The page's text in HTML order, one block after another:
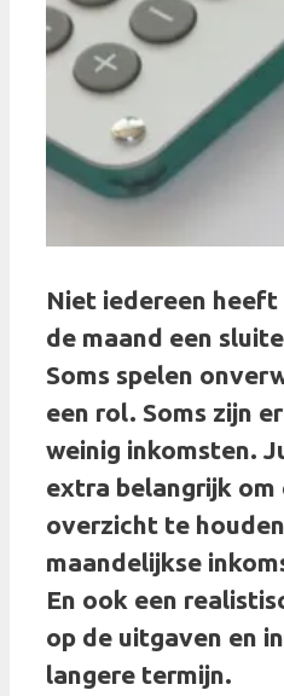
Niet iedereen heeft
de maand een
Soms spelen
een rol. Soms zijn
weinig inkomsten.
extra belangrijk om
overzicht te
maandelijkse
En ook een
op de uitgaven en
langere termijn.